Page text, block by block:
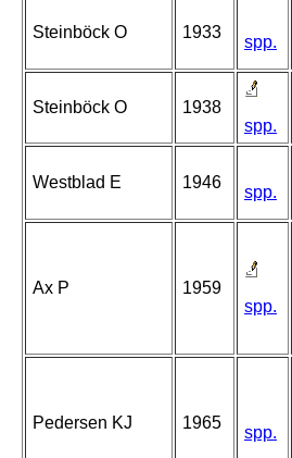
Steinböck O 1933
spp.
Steinböck O
1938
spp.
Westblad E 1946
spp.
Ax P
1959
spp.
Pedersen KJ 1965
spp.